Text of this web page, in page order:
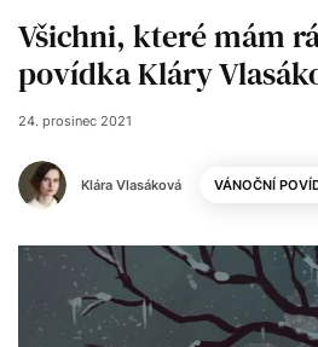
Všichni, které mám
povídka Kláry
Klára Vlasáková
24. prosinec 2021
VÁNOČNÍ